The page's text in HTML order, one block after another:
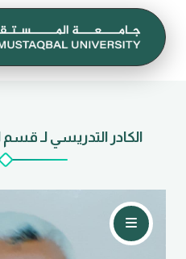
الكادر التدريسي لـ قسم